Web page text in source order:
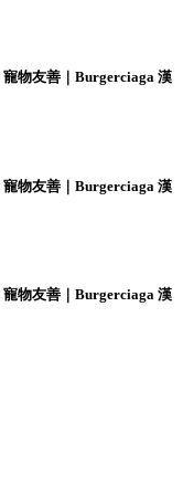
寵物友善｜Burgerciaga 漢
寵物友善｜Burgerciaga 漢
寵物友善｜Burgerciaga 漢